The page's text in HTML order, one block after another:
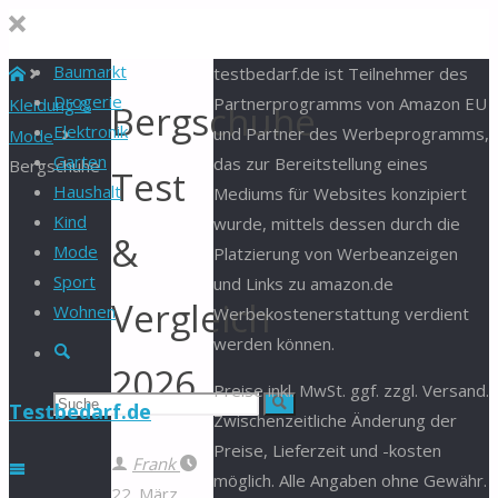
Baumarkt
Drogerie
Elektronik
Garten
Haushalt
Kind
Mode
Sport
Wohnen
Suche
Suchen Suche
Testbedarf.de
Start
Kleidung &
Mode
Bergschuhe
Bergschuhe
Test
&
Vergleich
2026
Frank
22. März
testbedarf.de ist Teilnehmer des
Partnerprogramms von Amazon EU
und Partner des Werbeprogramms,
das zur Bereitstellung eines
Mediums für Websites konzipiert
wurde, mittels dessen durch die
Platzierung von Werbeanzeigen
und Links zu amazon.de
Werbekostenerstattung verdient
werden können.
Preise inkl. MwSt. ggf. zzgl. Versand.
Zwischenzeitliche Änderung der
Preise, Lieferzeit und -kosten
möglich. Alle Angaben ohne Gewähr.